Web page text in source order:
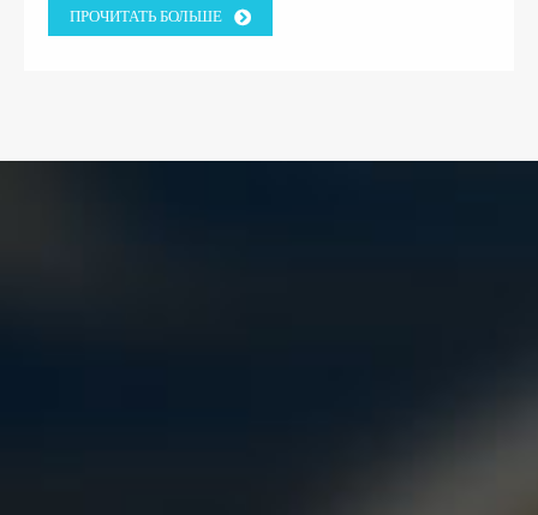
КРОМОЧНОЕ ОБОРУДОВАНИЕ METAL TECH
ПРОЧИТАТЬ БОЛЬШЕ